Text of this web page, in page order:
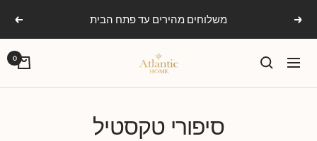
content
הקודם קיץ באטלנטיק: עד 30% הנחה הבא
ניווט
אטלנטיק
0
סיפורי טקסטיל